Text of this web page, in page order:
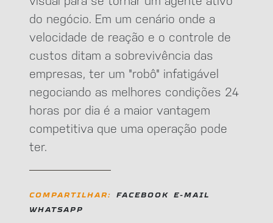
do negócio. Em um cenário onde a
velocidade de reação e o controle de
custos ditam a sobrevivência das
empresas, ter um "robô" infatigável
negociando as melhores condições 24
horas por dia é a maior vantagem
competitiva que uma operação pode
ter.
COMPARTILHAR: FACEBOOK
E-MAIL
WHATSAPP